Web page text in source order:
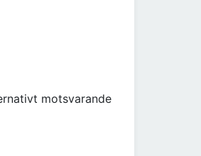
motsvarande